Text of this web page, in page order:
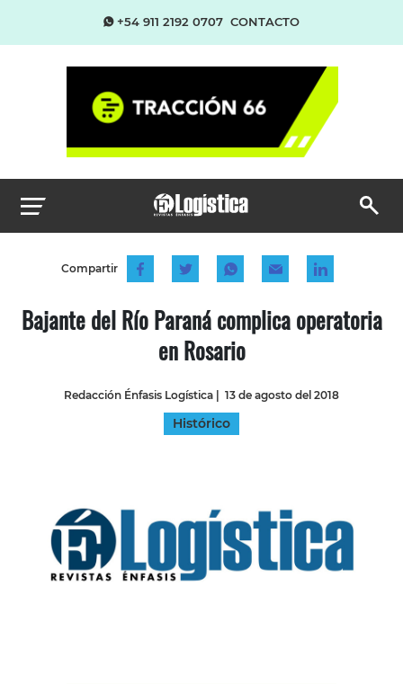
+54 911 2192 0707 CONTACTO
Compartir
Bajante del Río Paraná complica operatoria
en Rosario
Redacción Énfasis Logística | 13 de agosto del 2018
Histórico